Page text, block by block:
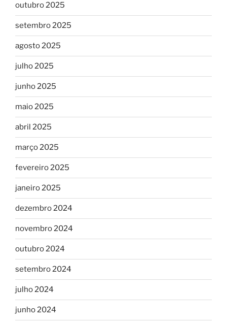
outubro 2025
setembro 2025
agosto 2025
julho 2025
junho 2025
maio 2025
abril 2025
março 2025
fevereiro 2025
janeiro 2025
dezembro 2024
novembro 2024
outubro 2024
setembro 2024
julho 2024
junho 2024